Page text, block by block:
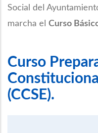
Social del
marcha el Curso
Curso
(CCSE).